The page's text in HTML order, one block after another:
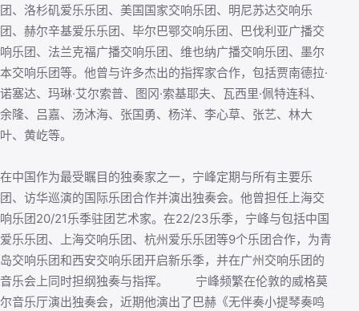
团、洛杉矶爱乐乐团、美国国家交响乐团、明尼苏达交响乐
团、赫尔辛基爱乐乐团、毕尔巴鄂交响乐团、巴伐利亚广播交
响乐团、法兰克福广播交响乐团、维也纳广播交响乐团、墨尔
本交响乐团等。他曾与许多杰出的指挥家合作，包括贾南德拉·
诺塞达、玛琳·艾尔索普、图冈·索基耶夫、瓦西里·佩特连科、
余隆、吕嘉、汤沐海、张国勇、杨洋、李心草、张艺、林大
叶、黄屹等。
在中国作为最受瞩目的独奏家之一，宁峰定期与所有主要乐
团、访华巡演的国际乐团合作并演出独奏会。他曾担任上海交
响乐团20/21乐季驻团艺术家。在22/23乐季，宁峰与包括中国
爱乐乐团、上海交响乐团、杭州爱乐乐团等9个乐团合作，为青
岛交响乐团和西安交响乐团开启新乐季，并在广州交响乐团的
音乐会上同时担纲独奏与指挥。 宁峰频繁在伦敦的威格莫
尔音乐厅演出独奏会，近期他演出了巴赫《无伴奏小提琴奏鸣